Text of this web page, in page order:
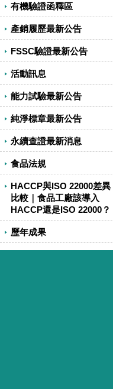
有機驗證函釋區
產銷履歷最新公告
FSSC驗證最新公告
活動訊息
能力試驗最新公告
純淨標章最新公告
永續查證最新消息
食品法規
HACCP與ISO 22000差異
比較｜食品工廠該導入
HACCP還是ISO 22000？
歷年成果